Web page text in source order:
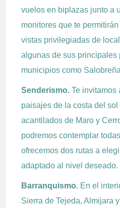
vuelos en biplazas junto a
monitores que te
vistas privilegiadas de
algunas de sus principales
municipios como
Senderismo. Te invitamos
paisajes de la costa del
acantilados de Maro y
podremos contemplar
ofrecemos dos rutas a
adaptado al nivel deseado.
Barranquismo. En el
Sierra de Tejeda, Almijara